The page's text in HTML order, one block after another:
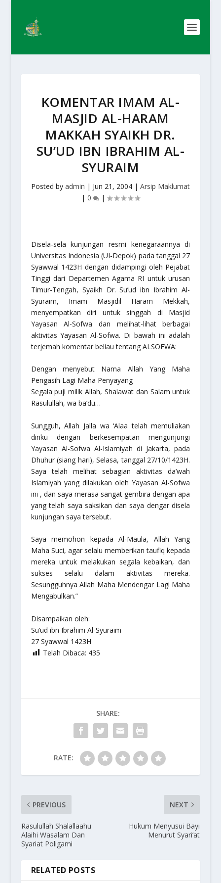
KOMENTAR IMAM AL-
MASJID AL-HARAM
MAKKAH SYAIKH DR.
SU’UD IBN IBRAHIM AL-
SYURAIM
Posted by admin | Jun 21, 2004| Arsip Maklumat
| 0 |
Disela-sela kunjungan resmi kenegaraannya di
Universitas Indonesia (UI-Depok) pada tanggal 27
Syawwal 1423H dengan didampingi oleh Pejabat
Tinggi dari Departemen Agama RI untuk urusan
Timur-Tengah, Syaikh Dr. Su’ud ibn Ibrahim Al-
Syuraim, Imam Masjidil Haram Mekkah,
menyempatkan diri untuk singgah di Masjid
Yayasan Al-Sofwa dan melihat-lihat berbagai
aktivitas Yayasan Al-Sofwa. Di bawah ini adalah
terjemah komentar beliau tentang ALSOFWA:
Dengan menyebut Nama Allah Yang Maha
Pengasih Lagi Maha Penyayang
Segala puji milik Allah, Shalawatdan Salam untuk
Rasulullah, wa ba’du…
Sungguh, Allah Jalla wa ‘Alaa telah memuliakan
diriku dengan berkesempatan mengunjungi
Yayasan Al-Sofwa Al-Islamiyah di Jakarta, pada
Dhuhur (siang hari), Selasa, tanggal 27/10/1423H.
Saya telah melihat sebagian aktivitas da’wah
Islamiyah yang dilakukan oleh Yayasan Al-Sofwa
ini , dan saya merasa sangat gembira dengan apa
yang telah saya saksikan dan saya dengar disela
kunjungan saya tersebut.
Saya memohon kepadaAl-Maula, Allah Yang
Maha Suci, agar selalu memberikan taufiq kepada
mereka untuk melakukan segala kebaikan, dan
sukses selalu dalam aktivitas mereka.
Sesungguhnya Allah Maha Mendengar Lagi Maha
Mengabulkan.”
Disampaikan oleh:
Su’ud ibn Ibrahim Al-Syuraim
27 Syawwal 1423H
Telah Dibaca: 435
SHARE:
RATE:
PREVIOUS
Rasulullah Shalallaahu
Alaihi Wasalam Dan
Syariat Poligami
NEXT
Hukum Menyusui Bayi
Menurut Syari’at
RELATED POSTS